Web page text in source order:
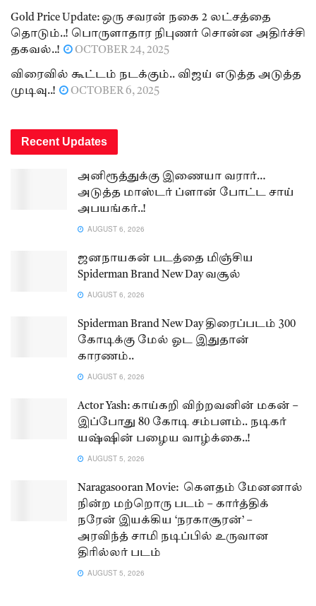
Gold Price Update: ஒரு சவரன் நகை 2 லட்சத்தை
தொடும்..! பொருளாதார நிபுணர் சொன்ன அதிர்ச்சி
தகவல்..!
OCTOBER 24, 2025
விரைவில் கூட்டம் நடக்கும்.. விஜய் எடுத்த அடுத்த
முடிவு..!
OCTOBER 6, 2025
Recent Updates
அனிரூத்துக்கு இணையா வரார்…
அடுத்த மாஸ்டர் ப்ளான் போட்ட சாய்
அபயங்கர்..!
AUGUST 6, 2026
ஜனநாயகன் படத்தை மிஞ்சிய
Spiderman Brand New Day வசூல்
AUGUST 6, 2026
Spiderman Brand New Day திரைப்படம் 300
கோடிக்கு மேல் ஓட இதுதான்
காரணம்..
AUGUST 6, 2026
Actor Yash: காய்கறி விற்றவனின் மகன் –
இப்போது 80 கோடி சம்பளம்.. நடிகர்
யஷ்ஷின் பழைய வாழ்க்கை..!
AUGUST 5, 2026
Naragasooran Movie: கௌதம் மேனனால்
நின்ற மற்றொரு படம் – கார்த்திக்
நரேன் இயக்கிய ‘நரகாசூரன்’ –
அரவிந்த் சாமி நடிப்பில் உருவான
திரில்லர் படம்
AUGUST 5, 2026